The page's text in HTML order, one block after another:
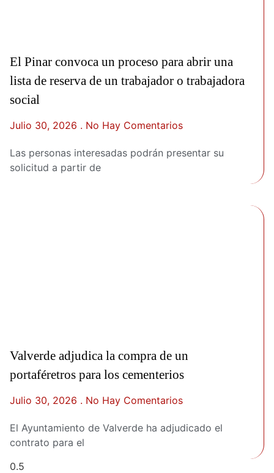
El Pinar convoca un proceso para abrir una
lista de reserva de un trabajador o trabajadora
social
Julio 30, 2026 No Hay Comentarios
Las personas interesadas podrán presentar su
solicitud a partir de
Valverde adjudica la compra de un
portaféretros para los cementerios
Julio 30, 2026 No Hay Comentarios
El Ayuntamiento de Valverde ha adjudicado el
contrato para el